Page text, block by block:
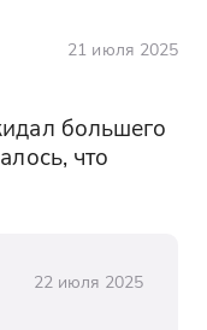
21 июля 2025
большего
что
22 июля 2025